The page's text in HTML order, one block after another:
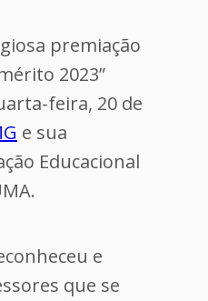
premiação
2023”
feira, 20 de
e sua
Educacional
e
que se